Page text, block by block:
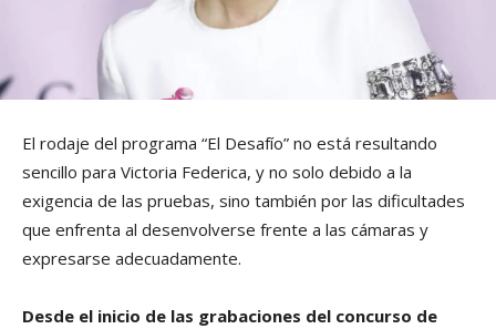
El rodaje del programa “El Desafío” no está resultando
sencillo para Victoria Federica, y no solo debido a la
exigencia de las pruebas, sino también por las dificultades
que enfrenta al desenvolverse frente a las cámaras y
expresarse adecuadamente.
Desde el inicio de las grabaciones del concurso de